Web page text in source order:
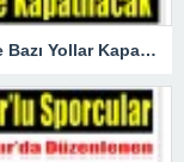
Anamur Dikkat ! Bisiklet Yarışı Nedeniyle Bazı Yollar Kapanacak